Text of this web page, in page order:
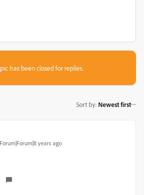
has been closed for replies.
Sort by: Newest first
Forum|Forum|8 years ago